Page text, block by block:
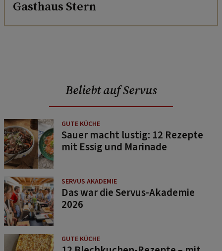
Gasthaus Stern
Beliebt auf Servus
GUTE KÜCHE
Sauer macht lustig: 12 Rezepte
mit Essig und Marinade
SERVUS AKADEMIE
Das war die Servus-Akademie
2026
GUTE KÜCHE